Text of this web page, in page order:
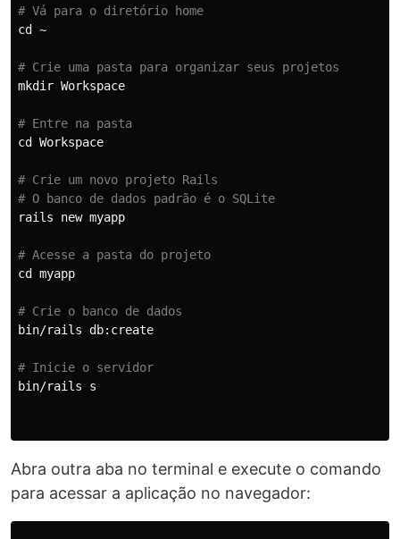
# Vá para o diretório home
cd
~
# Crie uma pasta para organizar seus projetos
mkdir Workspace
# Entre na pasta
cd Workspace
# Crie um novo projeto Rails
# O banco de dados padrão é o SQLite
rails new myapp
# Acesse a pasta do projeto
cd myapp
# Crie o banco de dados
bin/rails db:create
# Inicie o servidor
bin/rails s
Abra outra aba no terminal e execute o comando
para acessar a aplicação no navegador: